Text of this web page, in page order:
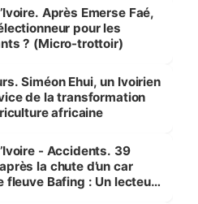
Après Emerse Faé,
pour les
? (Micro-trottoir)
Siméon Ehui, un Ivoirien
de la transformation
africaine
- Accidents. 39
la chute d’un car
fleuve Bafing : Un lecteur